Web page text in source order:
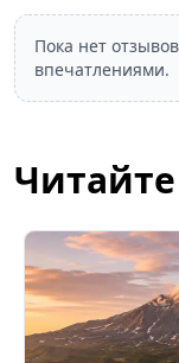
Пока нет
впечатлениями.